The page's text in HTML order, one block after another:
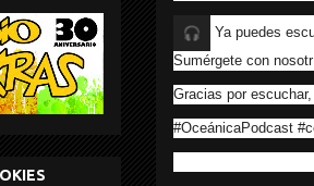
Ya puedes
Sumérgete con
Gracias por
#OceánicaPodcast